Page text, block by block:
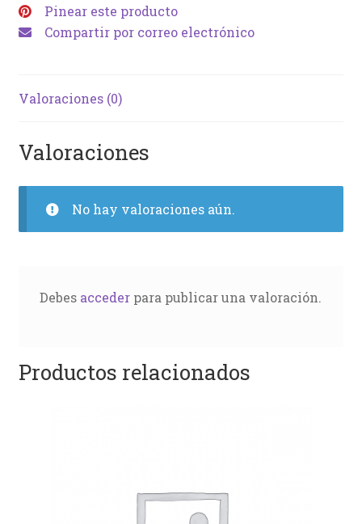
Pinear este producto
Compartir por correo electrónico
Valoraciones (0)
Valoraciones
No hay valoraciones aún.
Debes accederpara publicar una valoración.
Productos relacionados